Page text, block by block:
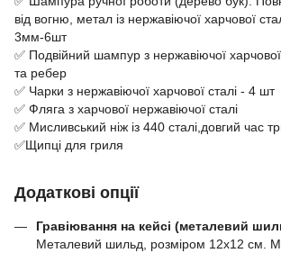
від вогню, метал із нержавіючої харчової
3мм-6шт
✅ Подвійний шампур з нержавіючої харчової
та ребер
✅ Чарки з нержавіючої харчової сталі - 4 шт
✅ Фляга з харчової нержавіючої сталі
✅ Мисливський ніж із 440 сталі,довгий час
✅Щипці для гриля
Додаткові опції
Гравіювання на кейсі (металевий
Металевий шильд, розміром 12х12 см.